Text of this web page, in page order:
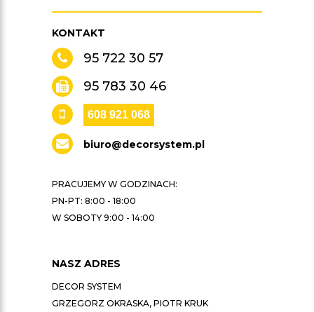
KONTAKT
95 722 30 57
95 783 30 46
608 921 068
biuro@decorsystem.pl
PRACUJEMY W GODZINACH:
PN-PT: 8:00 - 18:00
W SOBOTY 9:00 - 14:00
NASZ ADRES
DECOR SYSTEM
GRZEGORZ OKRASKA, PIOTR KRUK